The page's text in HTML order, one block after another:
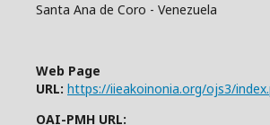
Santa Ana de Coro - Venezuela
Web Page
URL: https://iieakoinonia.org/ojs3/
OAI-PMH URL: